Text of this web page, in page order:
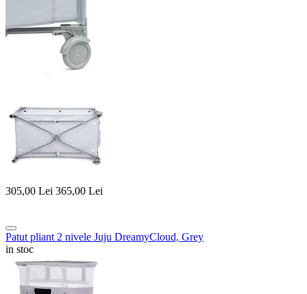
305,00 Lei 365,00 Lei
Patut pliant 2 nivele Juju DreamyCloud, Grey
in stoc